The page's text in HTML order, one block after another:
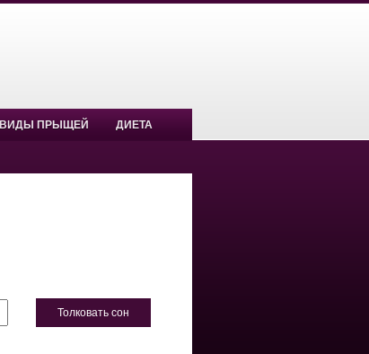
ВИДЫ ПРЫЩЕЙ ДИЕТА
Толковать сон